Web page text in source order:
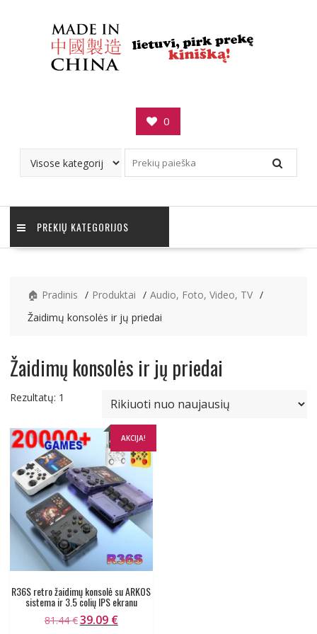
0
PREKIŲ KATEGORIJOS
🏠 Pradinis Produktai
Audio, Foto, Video, TV
Žaidimų konsolės ir jų priedai
Žaidimų konsolės ir jų priedai
Rezultatų: 1
AKCIJA!
R36S retro žaidimų konsolė su ARKOS
sistema ir 3.5 colių IPS ekranu
81.44€Original
39.09 €Current